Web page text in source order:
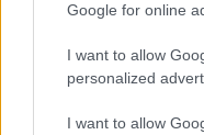
Google for online
I want to allow
personalized
I want to allow